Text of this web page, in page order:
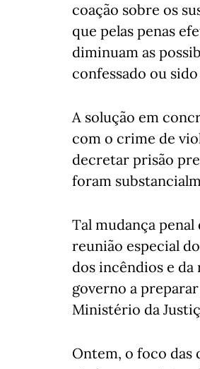
coação sobre os
que pelas penas
diminuam as
confessado ou
A solução em
com o crime de
decretar prisão
foram
Tal mudança
reunião especial
dos incêndios e
governo a
Ministério da
Ontem, o foco das